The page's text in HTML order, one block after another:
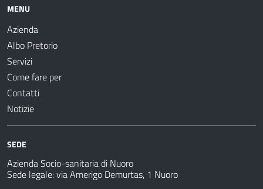
MENU
Azienda
Albo Pretorio
Servizi
Come fare per
Contatti
Notizie
SEDE
Azienda Socio-sanitaria di Nuoro
Sede legale: via Amerigo Demurtas, 1 Nuoro